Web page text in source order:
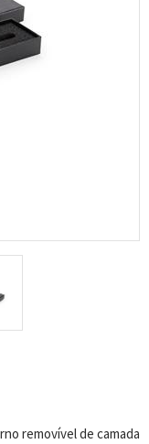
removível de camada